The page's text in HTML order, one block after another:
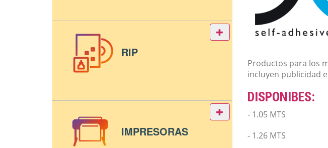
RIP
IMPRESORAS
Productos para los
incluyen publicidad
DISPONIBES:
- 1.05 MTS
- 1.26 MTS